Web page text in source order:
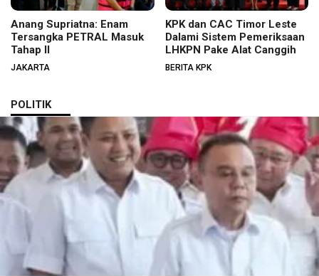
Anang Supriatna: Enam
Tersangka PETRAL Masuk
Tahap II
JAKARTA
KPK dan CAC Timor Leste
Dalami Sistem Pemeriksaan
LHKPN Pake Alat Canggih
BERITA KPK
POLITIK